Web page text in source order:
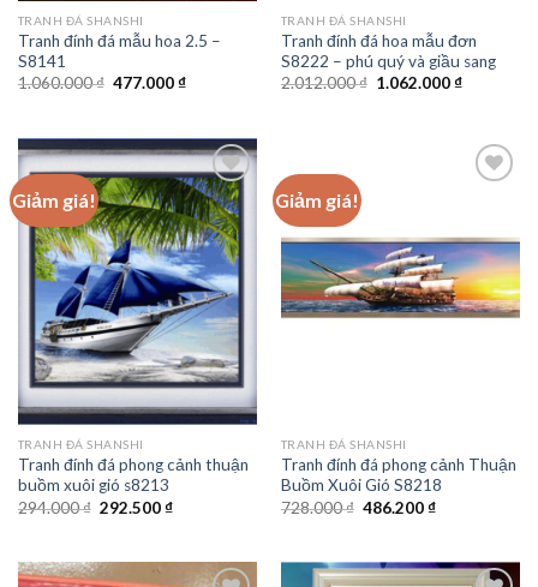
TRANH ĐÁ SHANSHI
Tranh đính đá mẫu hoa 2.5 –
S8141
1.060.000₫ Giá
477.000₫Giá
477.000 ₫.
TRANH ĐÁ SHANSHI
Tranh đính đá hoa mẫu đơn
S8222 – phú quý và giầu sang
2.012.000₫ Giá
1.062.000₫Giá
Giảm giá!
Add to
wishlist
TRANH ĐÁ SHANSHI
Tranh đính đá phong cảnh thuận
buồm xuôi gió s8213
294.000₫ Giá
292.500₫Giá
292.500 ₫.
Giảm giá!
Add to
wishlist
TRANH ĐÁ SHANSHI
Tranh đính đá phong cảnh Thuận
Buồm Xuôi Gió S8218
728.000₫ Giá
486.200₫Giá
486.200 ₫.